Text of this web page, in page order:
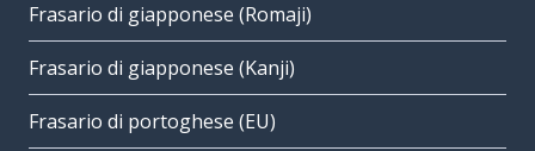
Frasario di giapponese (Romaji)
Frasario di giapponese (Kanji)
Frasario di portoghese (EU)